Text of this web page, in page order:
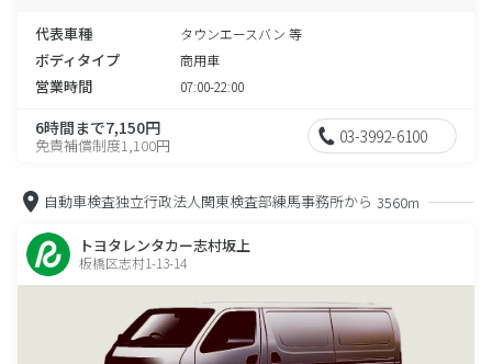
代表車種 タウンエースバン 等
ボディタイプ 商用車
営業時間 07:00-22:00
6時間まで7,150円
免責補償制度1,100円 03-3992-6100
自動車検査独立行政法人関東検査部練馬事務所から 3560m
トヨタレンタカー志村坂上
板橋区志村1-13-14